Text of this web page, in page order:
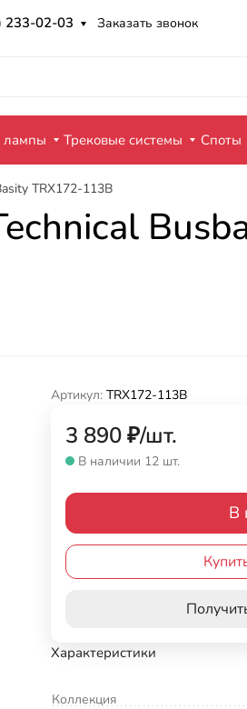
233-02-03 Заказать звонок
лампы Трековые системы Споты
TRX172-113B
Артикул: TRX172-113B
3 890₽/шт.
В наличии 12 шт.
В
Характеристики
Коллекция